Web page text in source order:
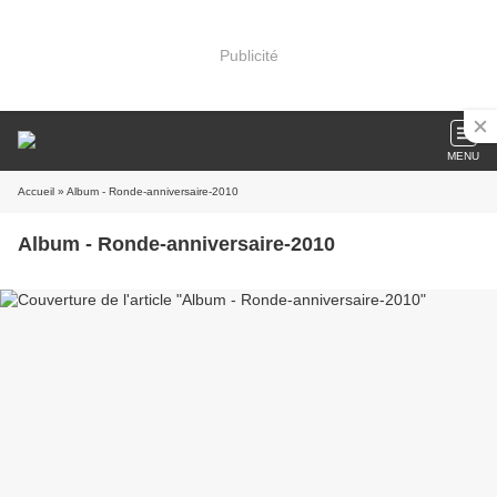
Publicité
MENU
Accueil » Album - Ronde-anniversaire-2010
Album - Ronde-anniversaire-2010